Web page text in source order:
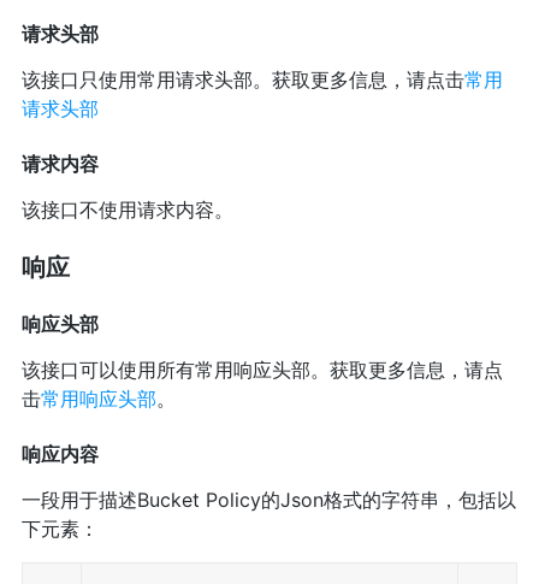
请求头部
该接口只使用常用请求头部。获取更多信息，请点击常用
请求头部
请求内容
该接口不使用请求内容。
响应
响应头部
该接口可以使用所有常用响应头部。获取更多信息，请点
击常用响应头部。
响应内容
一段用于描述Bucket Policy的Json格式的字符串，包括以
下元素：